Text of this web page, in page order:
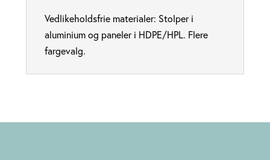
Vedlikeholdsfrie materialer: Stolper i
aluminium og paneler i HDPE/HPL. Flere
fargevalg.